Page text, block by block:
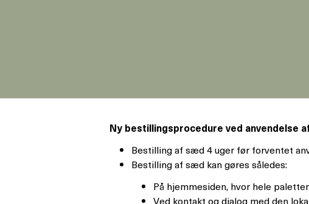
Ny bestillingsprocedure ved anvendelse
Bestilling af sæd 4 uger før forventet
Bestilling af sæd kan gøres således:
På hjemmesiden, hvor hele
Ved kontakt og dialog med den